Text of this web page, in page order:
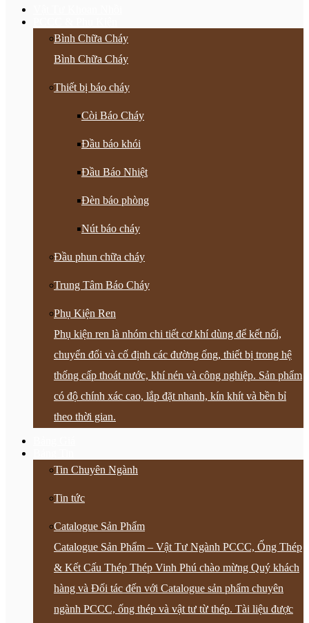
Bình Chữa Cháy
Bình Chữa Cháy
Thiết bị báo cháy
Còi Báo Cháy
Đầu báo khói
Đầu Báo Nhiệt
Đèn báo phòng
Nút báo cháy
Đầu phun chữa cháy
Trung Tâm Báo Cháy
Phụ Kiện Ren
Phụ kiện ren là nhóm chi tiết cơ khí dùng để kết nối,
chuyển đổi và cố định các đường ống, thiết bị trong hệ
thống cấp thoát nước, khí nén và công nghiệp. Sản phẩm
có độ chính xác cao, lắp đặt nhanh, kín khít và bền bỉ
theo thời gian.
Tin Chuyên Ngành
Tin tức
Catalogue Sản Phẩm
Catalogue Sản Phẩm – Vật Tư Ngành PCCC, Ống Thép
& Kết Cấu Thép Thép Vinh Phú chào mừng Quý khách
hàng và Đối tác đến với Catalogue sản phẩm chuyên
ngành PCCC, ống thép và vật tư từ thép. Tài liệu được